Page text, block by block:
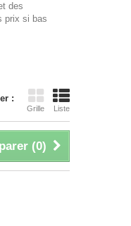
des
prix si bas
:
Grille Liste
(0)